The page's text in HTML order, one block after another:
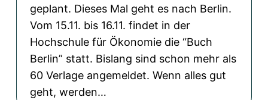
geplant. Dieses Mal geht es nach Berlin.
Vom 15.11. bis 16.11. findet in der
Hochschule für Ökonomie die “Buch
Berlin” statt. Bislang sind schon mehr als
60 Verlage angemeldet. Wenn alles gut
geht, werden…